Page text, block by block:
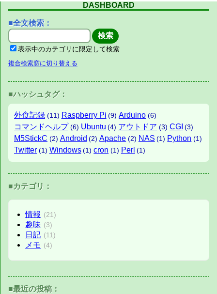
DASHBOARD
■全文検索：
表示中のカテゴリに限定して検索
複合検索窓に切り替える
■ハッシュタグ：
外食記録 (11) Raspberry Pi (9) Arduino (6)
コマンドヘルプ (6) Ubuntu (4) アウトドア (3) CGI (3)
M5StickC (2) Android (2) Apache (2) NAS (1) Python (1)
Twitter (1) Windows (1) cron (1) Perl (1)
■カテゴリ：
情報 (21)
趣味 (3)
日記 (11)
メモ (4)
■最近の投稿：